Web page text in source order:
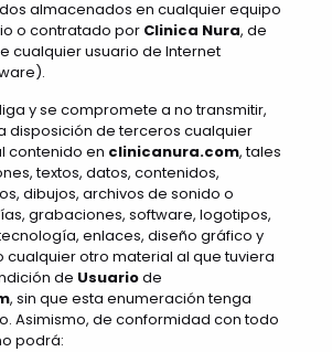
almacenados en cualquier equipo
o contratado por Clinica Nura, de
cualquier usuario de Internet
y se compromete a no transmitir,
disposición de terceros cualquier
contenido en clinicanura.com, tales
textos, datos, contenidos,
dibujos, archivos de sonido o
grabaciones, software, logotipos,
enlaces, diseño gráfico y
cualquier otro material al que tuviera
de Usuariode
, sin que esta enumeración tenga
Asimismo, de conformidad con todo
podrá: